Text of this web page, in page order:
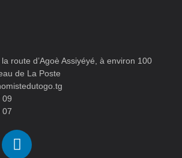
route d’Agoè Assiyéyé, à environ 100
de La Poste
09
07